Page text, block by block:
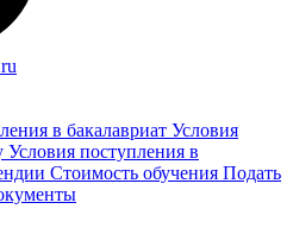
в бакалавриат Условия
Условия поступления в
Стоимость обучения Подать